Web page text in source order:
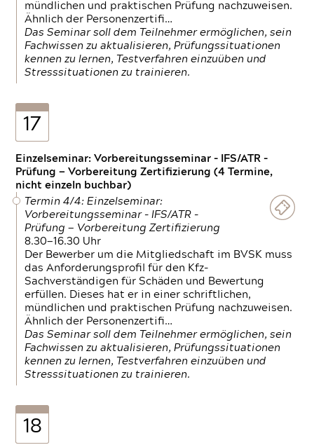
mündlichen und praktischen Prüfung nachzuweisen.
Ähnlich der Personenzertifi…
Das Seminar soll dem Teilnehmer ermöglichen, sein
Fachwissen zu aktualisieren, Prüfungssituationen
kennen zu lernen, Testverfahren einzuüben und
Stresssituationen zu trainieren.
17
Einzelseminar: Vorbereitungsseminar - IFS/ATR -
Prüfung — Vorbereitung Zertifizierung (4 Termine,
nicht einzeln buchbar)
Termin 4/4: Einzelseminar:
Vorbereitungsseminar - IFS/ATR -
Prüfung — Vorbereitung Zertifizierung
8.30—16.30 Uhr
Der Bewerber um die Mitgliedschaft im BVSK muss
das Anforderungsprofil für den Kfz-
Sachverständigen für Schäden und Bewertung
erfüllen. Dieses hat er in einer schriftlichen,
mündlichen und praktischen Prüfung nachzuweisen.
Ähnlich der Personenzertifi…
Das Seminar soll dem Teilnehmer ermöglichen, sein
Fachwissen zu aktualisieren, Prüfungssituationen
kennen zu lernen, Testverfahren einzuüben und
Stresssituationen zu trainieren.
18